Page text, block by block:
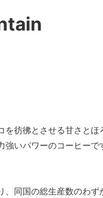
彷彿とさせる甘さとほ
いパワーのコーヒー
同国の総生産数のわ